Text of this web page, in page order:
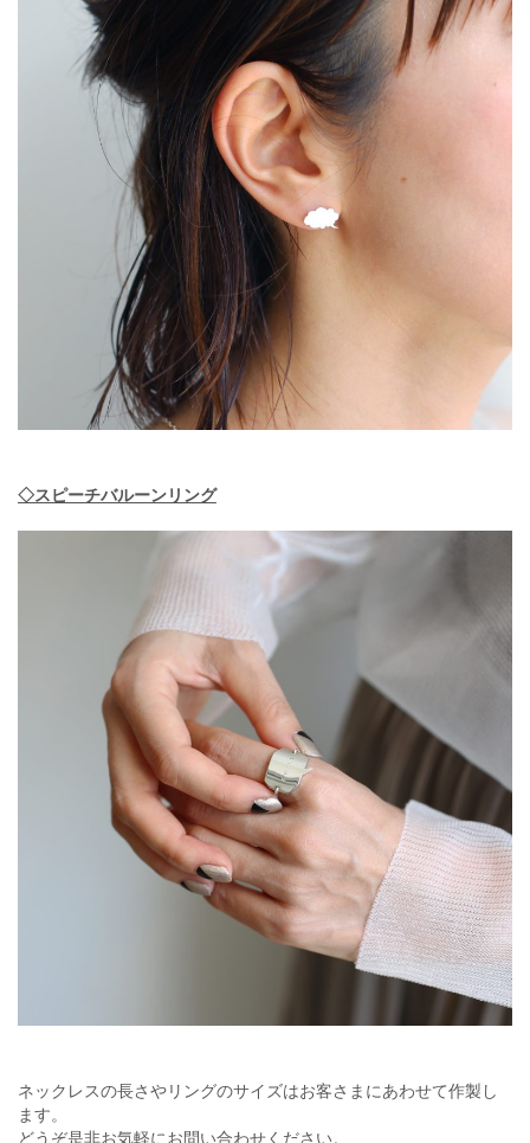
◇スピーチバルーンリング
ネックレスの長さやリングのサイズはお客さまにあわせて作製し
ます。
どうぞ是非お気軽にお問い合わせください。